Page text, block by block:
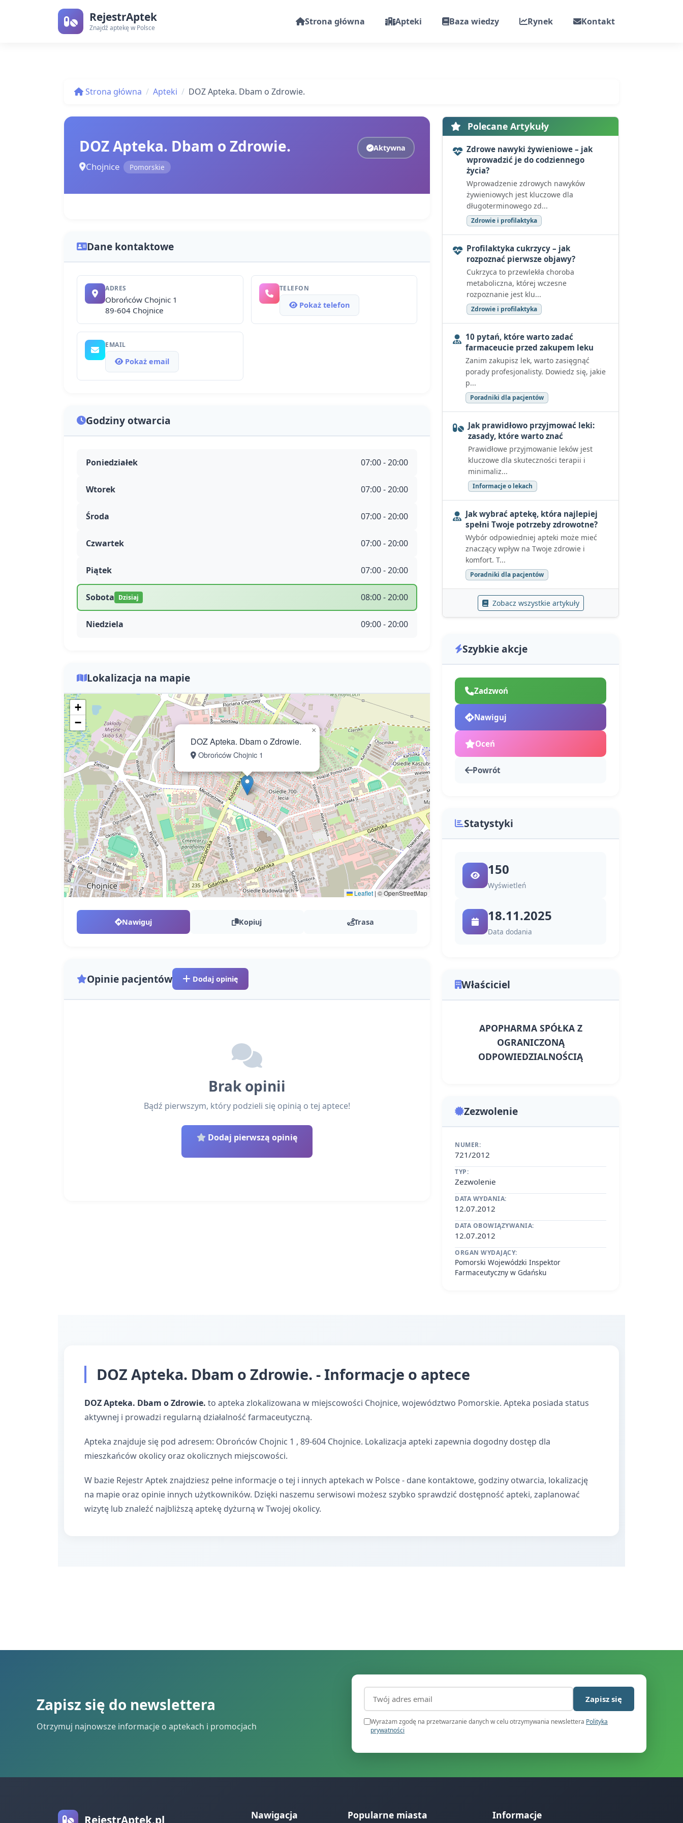
RejestrAptek
Znajdź aptekę w Polsce
Strona główna Apteki Baza wiedzy Rynek Kontakt
Strona główna Apteki DOZ Apteka. Dbam o Zdrowie.
DOZ Apteka. Dbam o Zdrowie.
Chojnice Pomorskie
Aktywna
Dane kontaktowe
ADRES
Obrońców Chojnic 1
89-604 Chojnice
TELEFON
Pokaż telefon
EMAIL
Pokaż email
Godziny otwarcia
Poniedziałek 07:00 - 20:00
Wtorek 07:00 - 20:00
Środa 07:00 - 20:00
Czwartek 07:00 - 20:00
Piątek 07:00 - 20:00
Sobota Dzisiaj 08:00 - 20:00
Niedziela 09:00 - 20:00
Lokalizacja na mapie
DOZ Apteka. Dbam o Zdrowie.
Obrońców Chojnic 1
×
+
−
Leaflet | © OpenStreetMap
Nawiguj Kopiuj Trasa
Opinie pacjentów Dodaj opinię
Brak opinii
Bądź pierwszym, który podzieli się opinią o tej aptece!
Dodaj pierwszą opinię
Polecane Artykuły
Zdrowe nawyki żywieniowe – jak
wprowadzić je do codziennego
życia?
Wprowadzenie zdrowych nawyków
żywieniowych jest kluczowe dla
długoterminowego zd...
Zdrowie i profilaktyka
Profilaktyka cukrzycy – jak
rozpoznać pierwsze objawy?
Cukrzyca to przewlekła choroba
metaboliczna, której wczesne
rozpoznanie jest klu...
Zdrowie i profilaktyka
10 pytań, które warto zadać
farmaceucie przed zakupem leku
Zanim zakupisz lek, warto zasięgnąć
porady profesjonalisty. Dowiedz się, jakie
p...
Poradniki dla pacjentów
Jak prawidłowo przyjmować leki:
zasady, które warto znać
Prawidłowe przyjmowanie leków jest
kluczowe dla skuteczności terapii i
minimaliz...
Informacje o lekach
Jak wybrać aptekę, która najlepiej
spełni Twoje potrzeby zdrowotne?
Wybór odpowiedniej apteki może mieć
znaczący wpływ na Twoje zdrowie i
komfort. T...
Poradniki dla pacjentów
Zobacz wszystkie artykuły
Szybkie akcje
Zadzwoń
Nawiguj
Oceń
Powrót
Statystyki
150
Wyświetleń
18.11.2025
Data dodania
Właściciel
APOPHARMA SPÓŁKA Z
OGRANICZONĄ
ODPOWIEDZIALNOŚCIĄ
Zezwolenie
NUMER:
721/2012
TYP:
Zezwolenie
DATA WYDANIA:
12.07.2012
DATA OBOWIĄZYWANIA:
12.07.2012
ORGAN WYDAJĄCY:
Pomorski Wojewódzki Inspektor
Farmaceutyczny w Gdańsku
DOZ Apteka. Dbam o Zdrowie. - Informacje o aptece
DOZ Apteka. Dbam o Zdrowie. to apteka zlokalizowana w miejscowości Chojnice, województwo Pomorskie. Apteka posiada status
aktywnej i prowadzi regularną działalność farmaceutyczną.
Apteka znajduje się pod adresem: Obrońców Chojnic 1 , 89-604 Chojnice. Lokalizacja apteki zapewnia dogodny dostęp dla
mieszkańców okolicy oraz okolicznych miejscowości.
W bazie Rejestr Aptek znajdziesz pełne informacje o tej i innych aptekach w Polsce - dane kontaktowe, godziny otwarcia, lokalizację
na mapie oraz opinie innych użytkowników. Dzięki naszemu serwisowi możesz szybko sprawdzić dostępność apteki, zaplanować
wizytę lub znaleźć najbliższą aptekę dyżurną w Twojej okolicy.
Zapisz się do newslettera
Otrzymuj najnowsze informacje o aptekach i promocjach
Adres email (wymagany)
Zapisz się
Wyrażam zgodę na przetwarzanie danych w celu otrzymywania newslettera Polityka
prywatności
RejestrAptek.pl Nawigacja Popularne miasta Informacje